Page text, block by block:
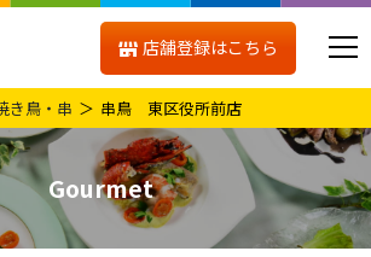
店舗登録はこちら
き鳥・串 串鳥 東区役所前店
Gourmet